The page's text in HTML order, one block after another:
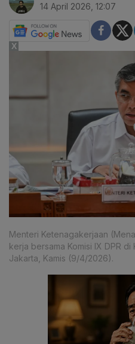
14 April 2026, 12:07
Menteri Ketenagakerjaan
kerja bersama Komisi IX DPR
Jakarta, Kamis (9/4/2026).
X